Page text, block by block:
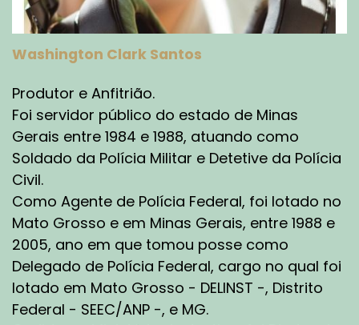
Washington Clark Santos
Produtor e Anfitrião.
Foi servidor público do estado de Minas
Gerais entre 1984 e 1988, atuando como
Soldado da Polícia Militar e Detetive da Polícia
Civil.
Como Agente de Polícia Federal, foi lotado no
Mato Grosso e em Minas Gerais, entre 1988 e
2005, ano em que tomou posse como
Delegado de Polícia Federal, cargo no qual foi
lotado em Mato Grosso - DELINST -, Distrito
Federal - SEEC/ANP -, e MG.